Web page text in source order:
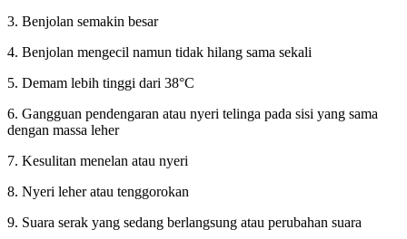
3. Benjolan semakin besar
4. Benjolan mengecil namun tidak hilang sama sekali
5. Demam lebih tinggi dari 38°C
6. Gangguan pendengaran atau nyeri telinga pada sisi yang sama
dengan massa leher
7. Kesulitan menelan atau nyeri
8. Nyeri leher atau tenggorokan
9. Suara serak yang sedang berlangsung atau perubahan suara